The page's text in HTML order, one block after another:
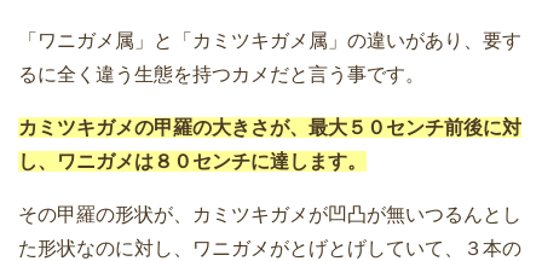
「ワニガメ属」と「カミツキガメ属」の違いがあり、要す
るに全く違う生態を持つカメだと言う事です。
カミツキガメの甲羅の大きさが、最大５０センチ前後に対
し、ワニガメは８０センチに達します。
その甲羅の形状が、カミツキガメが凹凸が無いつるんとし
た形状なのに対し、ワニガメがとげとげしていて、３本の